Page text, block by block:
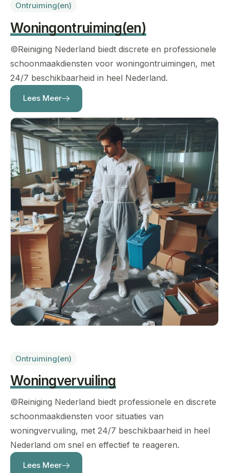
Ontruiming(en)
Woningontruiming(en)
©Reiniging Nederland biedt discrete en professionele
schoonmaakdiensten voor woningontruimingen, met
24/7 beschikbaarheid in heel Nederland.
Lees Meer
Ontruiming(en)
Woningvervuiling
©Reiniging Nederland biedt professionele en discrete
schoonmaakdiensten voor situaties van
woningvervuiling, met 24/7 beschikbaarheid in heel
Nederland om snel en effectief te reageren.
Lees Meer